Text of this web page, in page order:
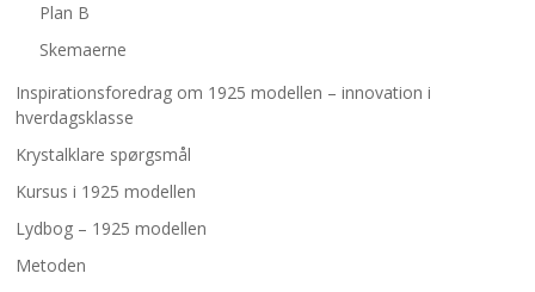
Plan B
Skemaerne
Inspirationsforedrag om 1925 modellen – innovation i
hverdagsklasse
Krystalklare spørgsmål
Kursus i 1925 modellen
Lydbog – 1925 modellen
Metoden